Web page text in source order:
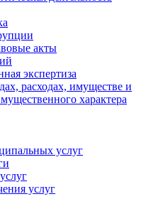
акты
экспертиза
расходах, имуществе и
характера
услуг
услуг